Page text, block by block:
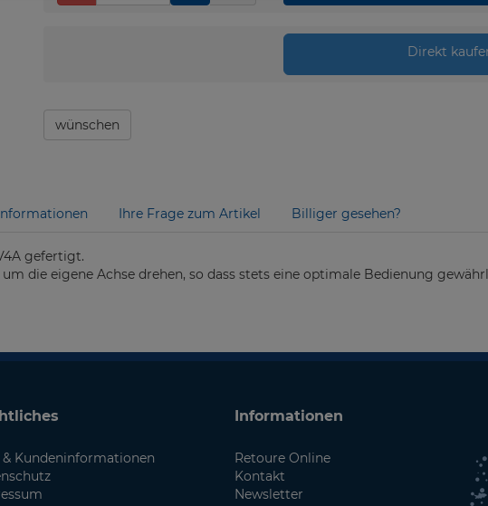
Direkt
wünschen
Ihre Frage zum Artikel Billiger gesehen?
gefertigt.
die eigene Achse drehen, so dass stets eine optimale Bedienung
& Kundeninformationen
Informationen
Retoure Online
Kontakt
Newsletter